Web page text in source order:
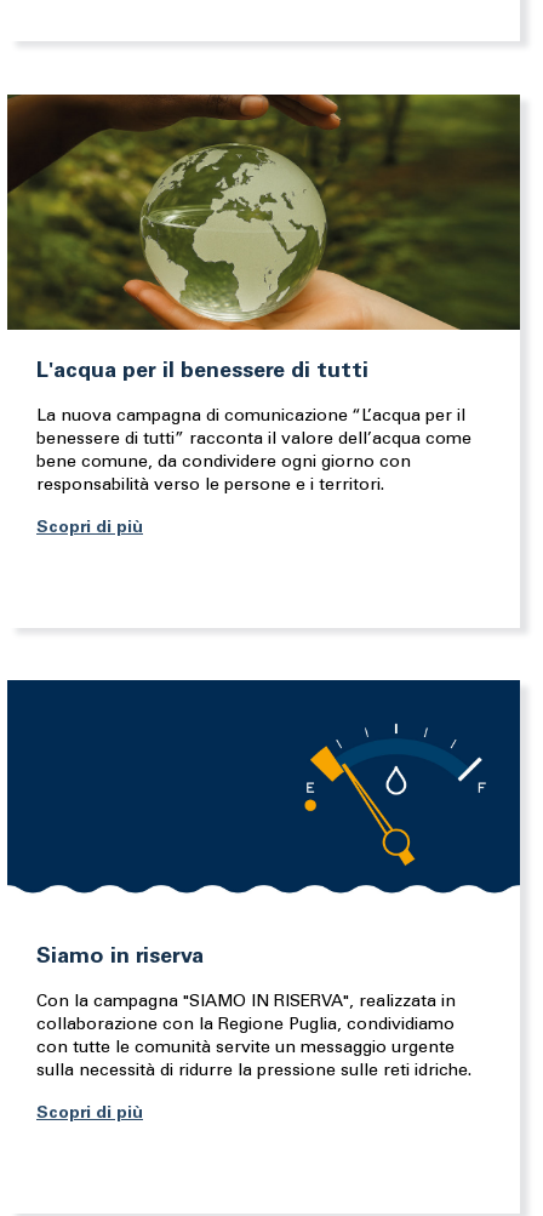
L'acqua per il benessere di tutti
La nuova campagna di comunicazione “L’acqua per il
benessere di tutti” racconta il valore dell’acqua come
bene comune, da condividere ogni giorno con
responsabilità verso le persone e i territori.
Scopri di più
Siamo in riserva
Con la campagna "SIAMO IN RISERVA", realizzata in
collaborazione con la Regione Puglia, condividiamo
con tutte le comunità servite un messaggio urgente
sulla necessità di ridurre la pressione sulle reti idriche.
Scopri di più